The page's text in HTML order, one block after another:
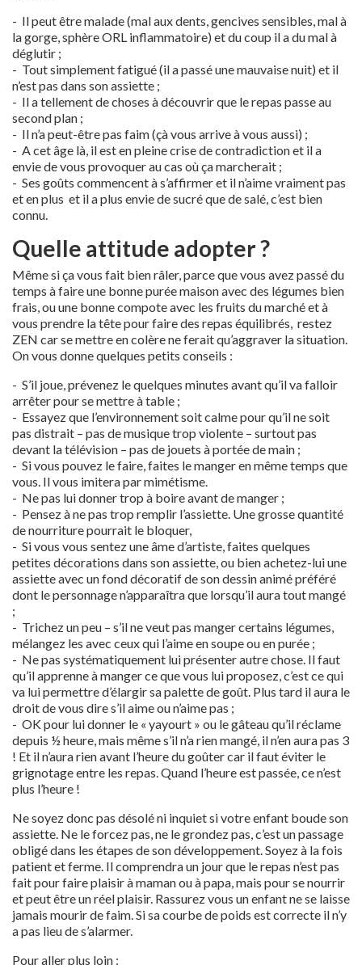
- Il peut être malade (mal aux dents, gencives sensibles, mal à
la gorge, sphère ORL inflammatoire) et du coup il a du mal à
déglutir ;
- Tout simplement fatigué (il a passé une mauvaise nuit) et il
n’est pas dans son assiette ;
- Il a tellement de choses à découvrir que le repas passe au
second plan ;
- Il n’a peut-être pas faim (çà vous arrive à vous aussi) ;
- A cet âge là, il est en pleine crise de contradiction et il a
envie de vous provoquer au cas où ça marcherait ;
- Ses goûts commencent à s’affirmer et il n’aime vraiment pas
et en plus et il a plus envie de sucré que de salé, c’est bien
connu.
Quelle attitude adopter ?
Même si ça vous fait bien râler, parce que vous avez passé du
temps à faire une bonne purée maison avec des légumes bien
frais, ou une bonne compote avec les fruits du marché et à
vous prendre la tête pour faire des repas équilibrés, restez
ZEN car se mettre en colère ne ferait qu’aggraver la situation.
On vous donne quelques petits conseils :
- S’il joue, prévenez le quelques minutes avant qu’il va falloir
arrêter pour se mettre à table ;
- Essayez que l’environnement soit calme pour qu’il ne soit
pas distrait – pas de musique trop violente – surtout pas
devant la télévision – pas de jouets à portée de main ;
- Si vous pouvez le faire, faites le manger en même temps que
vous. Il vous imitera par mimétisme.
- Ne pas lui donner trop à boire avant de manger ;
- Pensez à ne pas trop remplir l’assiette. Une grosse quantité
de nourriture pourrait le bloquer,
- Si vous vous sentez une âme d’artiste, faites quelques
petites décorations dans son assiette, ou bien achetez-lui une
assiette avec un fond décoratif de son dessin animé préféré
dont le personnage n’apparaîtra que lorsqu’il aura tout mangé
;
- Trichez un peu – s’il ne veut pas manger certains légumes,
mélangez les avec ceux qui l’aime en soupe ou en purée ;
- Ne pas systématiquement lui présenter autre chose. Il faut
qu’il apprenne à manger ce que vous lui proposez, c’est ce qui
va lui permettre d’élargir sa palette de goût. Plus tard il aura le
droit de vous dire s’il aime ou n’aime pas ;
- OK pour lui donner le « yayourt » ou le gâteau qu’il réclame
depuis ½ heure, mais même s’il n’a rien mangé, il n’en aura pas 3
! Et il n’aura rien avant l’heure du goûter car il faut éviter le
grignotage entre les repas. Quand l’heure est passée, ce n’est
plus l’heure !
Ne soyez donc pas désolé ni inquiet si votre enfant boude son
assiette. Ne le forcez pas, ne le grondez pas, c’est un passage
obligé dans les étapes de son développement. Soyez à la fois
patient et ferme. Il comprendra un jour que le repas n’est pas
fait pour faire plaisir à maman ou à papa, mais pour se nourrir
et peut être un réel plaisir. Rassurez vous un enfant ne se laisse
jamais mourir de faim. Si sa courbe de poids est correcte il n’y
a pas lieu de s’alarmer.
Pour aller plus loin :